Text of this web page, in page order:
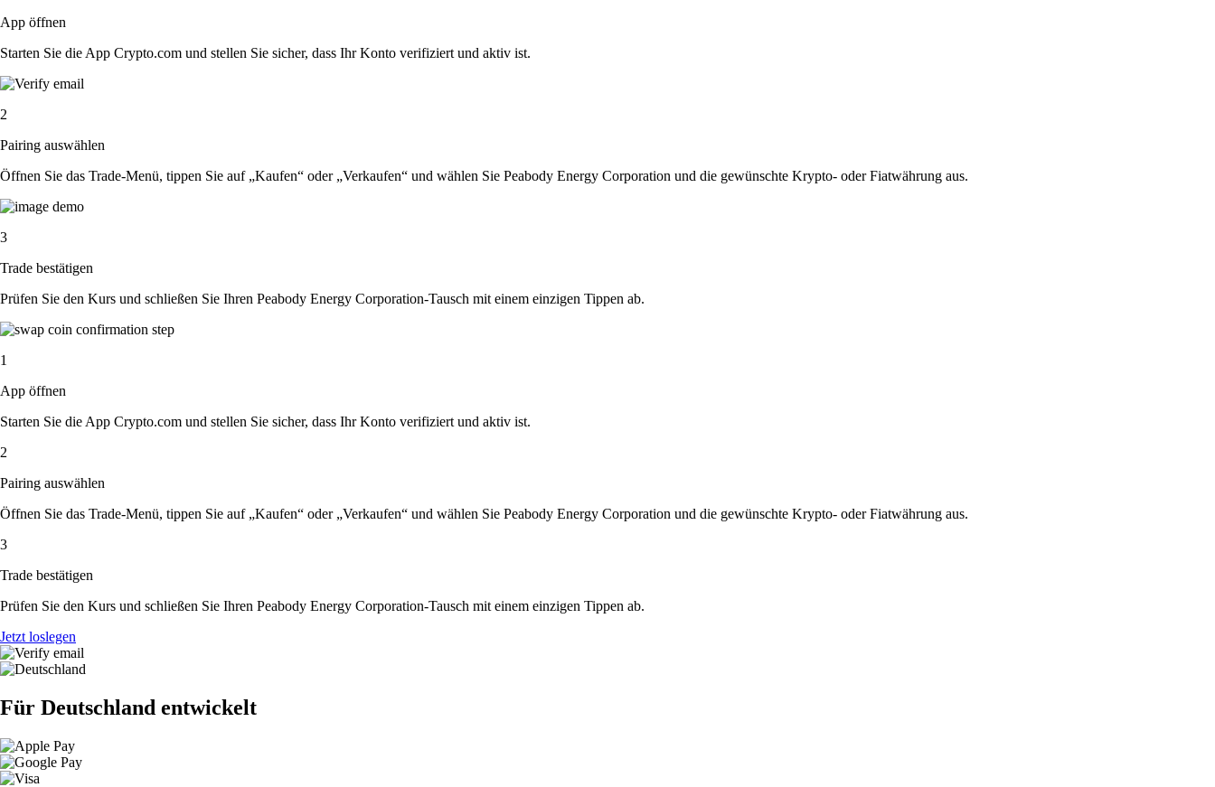
App öffnen
Starten Sie die App Crypto.com und stellen Sie sicher, dass Ihr Konto verifiziert und aktiv ist.
2
Pairing auswählen
Öffnen Sie das Trade-Menü, tippen Sie auf „Kaufen“ oder „Verkaufen“ und wählen Sie Peabody Energy Corporation und die gewünschte Krypto- oder Fiatwährung aus.
3
Trade bestätigen
Prüfen Sie den Kurs und schließen Sie Ihren Peabody Energy Corporation-Tausch mit einem einzigen Tippen ab.
1
App öffnen
Starten Sie die App Crypto.com und stellen Sie sicher, dass Ihr Konto verifiziert und aktiv ist.
2
Pairing auswählen
Öffnen Sie das Trade-Menü, tippen Sie auf „Kaufen“ oder „Verkaufen“ und wählen Sie Peabody Energy Corporation und die gewünschte Krypto- oder Fiatwährung aus.
3
Trade bestätigen
Prüfen Sie den Kurs und schließen Sie Ihren Peabody Energy Corporation-Tausch mit einem einzigen Tippen ab.
Jetzt loslegen
Für Deutschland entwickelt